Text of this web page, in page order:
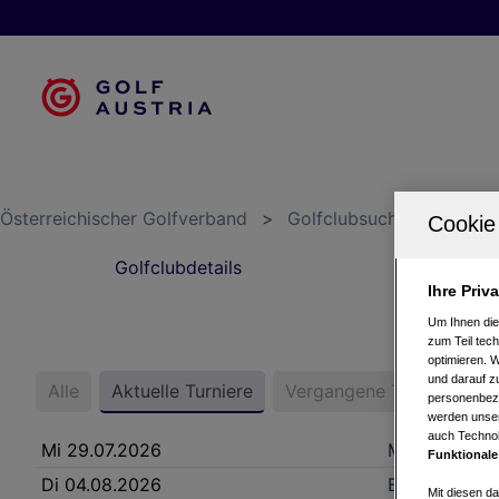
Österreichischer Golfverband > Golfclubsuche >
Golfclubdetails
Alle Aktuelle Turniere Vergangene Turniere
Mi 29.07.2026
Makita 9
Di 04.08.2026
Before Work
Ihre
Um Ihnen
zum Teil
optimieren.
und darauf
werden
auch
Mit diesen